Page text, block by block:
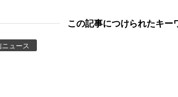
この記事につけられたキー
ュース